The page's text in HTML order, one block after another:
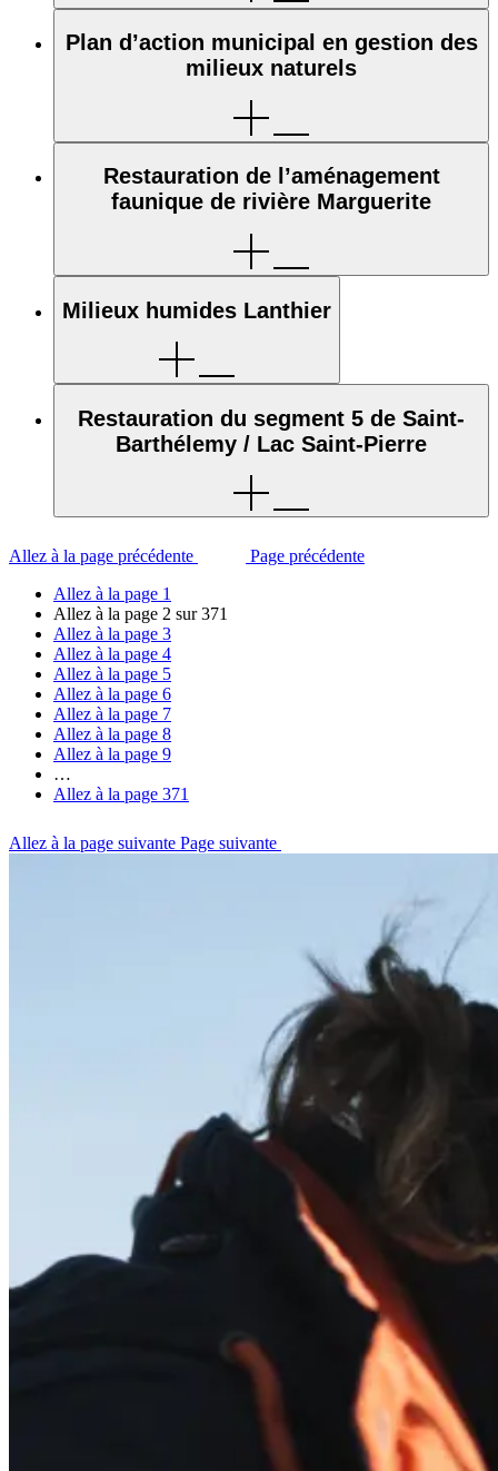
Plan d’action municipal en gestion des
milieux naturels
Restauration de l’aménagement
faunique de rivière Marguerite
Milieux humides Lanthier
Restauration du segment 5 de Saint-
Barthélemy / Lac Saint-Pierre
Allez à la page précédente
Page précédente
Allez à la page 1
Allez à la page 2 sur 371
Allez à la page 3
Allez à la page 4
Allez à la page 5
Allez à la page 6
Allez à la page 7
Allez à la page 8
Allez à la page 9
…
Allez à la page 371
Allez à la page suivante Page suivante